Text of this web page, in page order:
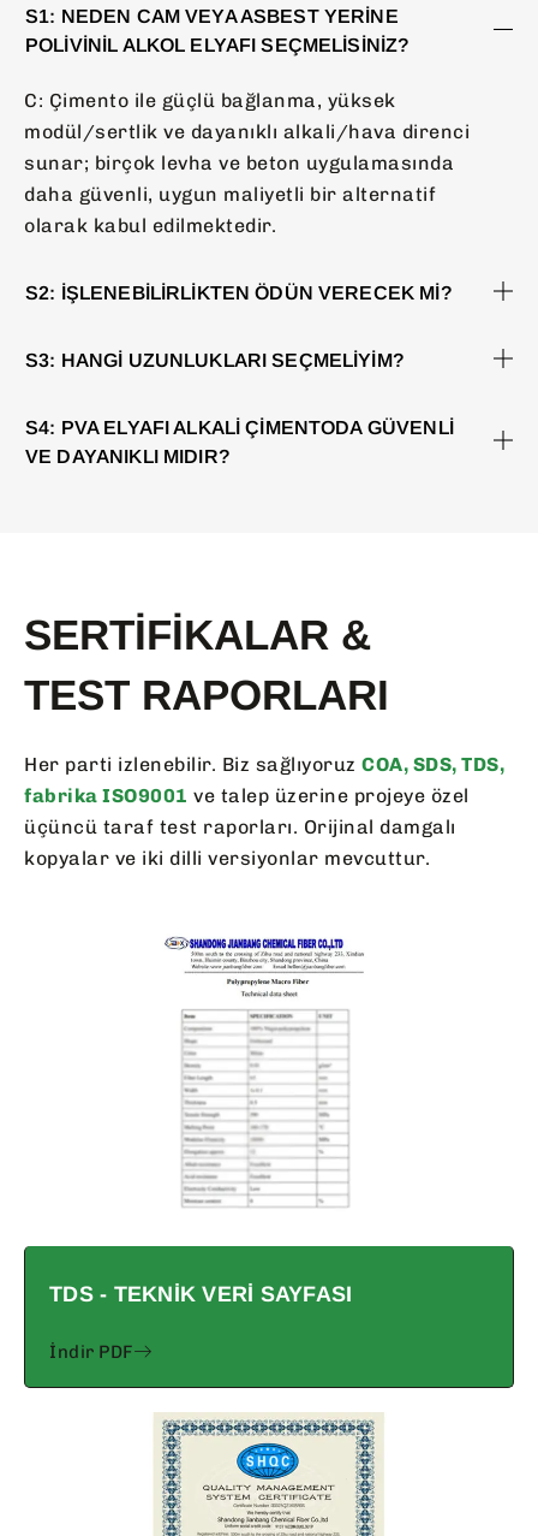
S1: NEDEN CAM VEYA ASBEST YERINE
POLIVINIL ALKOL ELYAFI SEÇMELISINIZ?
C: Çimento ile güçlü bağlanma, yüksek
modül/sertlik ve dayanıklı alkali/hava direnci
sunar; birçok levha ve beton uygulamasında
daha güvenli, uygun maliyetli bir alternatif
olarak kabul edilmektedir.
S2: İŞLENEBILIRLIKTEN ÖDÜN VERECEK MI?
S3: HANGI UZUNLUKLARI SEÇMELIYIM?
S4: PVA ELYAFI ALKALI ÇIMENTODA GÜVENLI
VE DAYANIKLI MIDIR?
SERTIFIKALAR &
TEST RAPORLARI
Her parti izlenebilir. Biz sağlıyoruz COA, SDS, TDS,
fabrika ISO9001 ve talep üzerine projeye özel
üçüncü taraf test raporları. Orijinal damgalı
kopyalar ve iki dilli versiyonlar mevcuttur.
TDS - TEKNIK VERI SAYFASI
İndir PDF